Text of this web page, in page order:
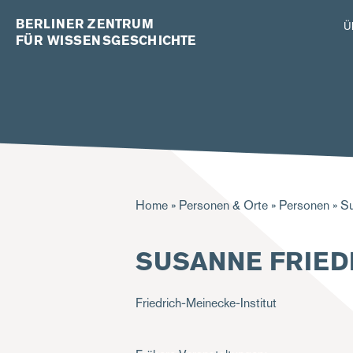
BERLINER ZENTRUM
FÜR WISSENSGESCHICHTE
Pfadnavigation
Home Personen & Orte Personen
SUSANNE
Friedrich-Meinecke-Institut